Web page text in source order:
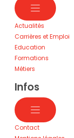
Actualités
Carrières et Emploi
Education
Formations
Métiers
Infos
Contact